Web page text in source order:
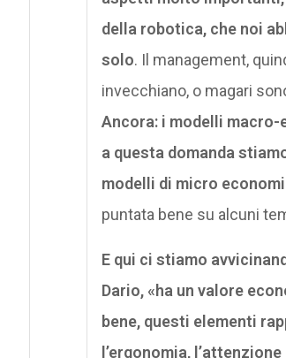
della robotica, che noi
solo. Il management,
invecchiano, o magari
Ancora: i modelli
a questa domanda
modelli di micro
puntata bene su alcuni
E qui ci stiamo
Dario, «ha un valore
bene, questi elementi
l’ergonomia,